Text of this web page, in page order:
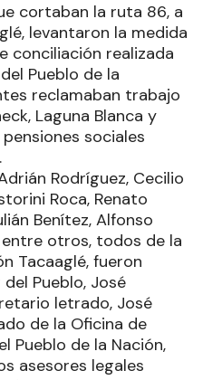
cortaban la ruta 86, a
levantaron la medida
conciliación realizada
Pueblo de la
reclamaban trabajo
Laguna Blanca y
sociales
Rodríguez, Cecilio
Roca, Renato
Benítez, Alfonso
otros, todos de la
Tacaaglé, fueron
Pueblo, José
letrado, José
de la Oficina de
Pueblo de la Nación,
asesores legales